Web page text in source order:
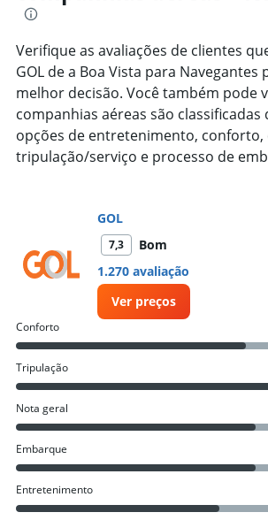
Verifique as avaliações de clientes
GOL de a Boa Vista para Navegantes
melhor decisão. Você também pode
companhias aéreas são classificadas
opções de entretenimento, conforto,
tripulação/serviço e processo de
GOL
7,3
Bom
1.270 avaliação
Ver preços
Conforto
Tripulação
Nota geral
Embarque
Entretenimento